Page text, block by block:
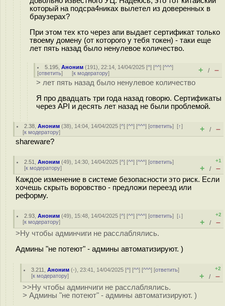
который на подcpa4никах вылетел из доверенных в
браузерах?
При этом тех кто через апи выдает сертификат только
твоему домену (от которого у тебя токен) - таки еще
лет пять назад было ненулевое количество.
5.195 ,Аноним (191), 22:14, 14/04/2025 [^] [^^] [^^^]
[ответить] [к модератору] + / –
> лет пять назад было ненулевое количество
Я про двадцать три года назад говорю. Сертификаты
через API и десять лет назад не были проблемой.
2.38 ,Аноним (38), 14:04, 14/04/2025 [^] [^^] [^^^] [ответить][↑]
[к модератору] + / –
shareware?
2.51 ,Аноним (49), 14:30, 14/04/2025 [^] [^^] [^^^] [ответить]
[к модератору]
+1
+ / –
Каждое изменение в системе безопасности это риск. Если
хочешь скрыть воровство - предложи переезд или
реформу.
2.93 ,Аноним (49), 15:48, 14/04/2025 [^] [^^] [^^^] [ответить][↓]
[к модератору]
+2
+ / –
>Ну чтобы админчиги не расслаблялись.
Админы "не потеют" - админы автоматизируют. )
3.211 ,Аноним (-), 23:41, 14/04/2025 [^] [^^] [^^^] [ответить]
[к модератору]
+2
+ / –
>>Ну чтобы админчиги не расслаблялись.
> Админы "не потеют" - админы автоматизируют. )